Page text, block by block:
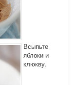
Всыпьте
яблоки и
клюкву.